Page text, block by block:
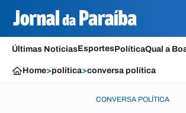
Últimas NotíciasEsportesPolíticaQual a
Home>política>conversa política
CONVERSA POLÍTICA